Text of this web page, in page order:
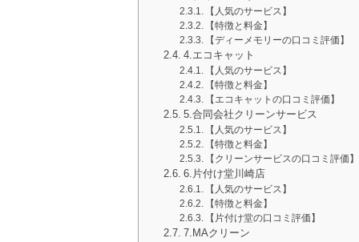
【人気のサービス】
【特徴と料金】
【ディーメモリーの口コミ評価】
4.エコキャット
【人気のサービス】
【特徴と料金】
【エコキャットの口コミ評価】
5.合同会社クリーンサービス
【人気のサービス】
【特徴と料金】
【クリーンサービスの口コミ評価】
6.片付け堂川崎店
【人気のサービス】
【特徴と料金】
【片付け堂の口コミ評価】
7.MAクリーン